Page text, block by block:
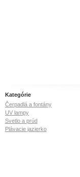
Kategórie
Čerpadlá a fontány
UV lampy
Svetlo a prúd
Plávacie jazierko